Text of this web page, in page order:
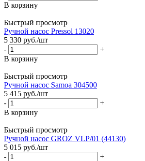
В корзину
Быстрый просмотр
Ручной насос Pressol 13020
5 330 руб./шт
-
+
В корзину
Быстрый просмотр
Ручной насос Samoa 304500
5 415 руб./шт
-
+
В корзину
Быстрый просмотр
Ручной насос GROZ VLP/01 (44130)
5 015 руб./шт
-
+